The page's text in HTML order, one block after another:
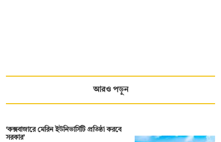
আরও পড়ুন
‘কক্সবাজারে মেরিন ইউনিভার্সিটি প্রতিষ্ঠা করবে
সরকার’